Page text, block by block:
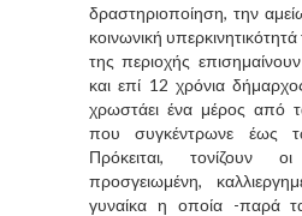
δραστηριοποίηση, την
κοινωνική
της περιοχής
και επί 12 χρόνια
χρωστάει ένα μέρος από
που συγκέντρωνε έως
Πρόκειται, τονίζουν
προσγειωμένη,
γυναίκα η οποία -παρά